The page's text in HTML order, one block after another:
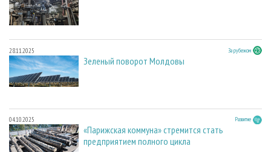
28.11.2025 За рубежом
Зеленый поворот Молдовы
04.10.2025 Развитие
«Парижская коммуна» стремится стать
предприятием полного цикла